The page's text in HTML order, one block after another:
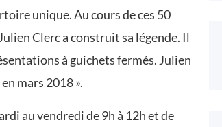
unique. Au cours de ces 50
Clerc a construit sa légende. Il
à guichets fermés. Julien
mars 2018 ».
au vendredi de 9h à 12h et de